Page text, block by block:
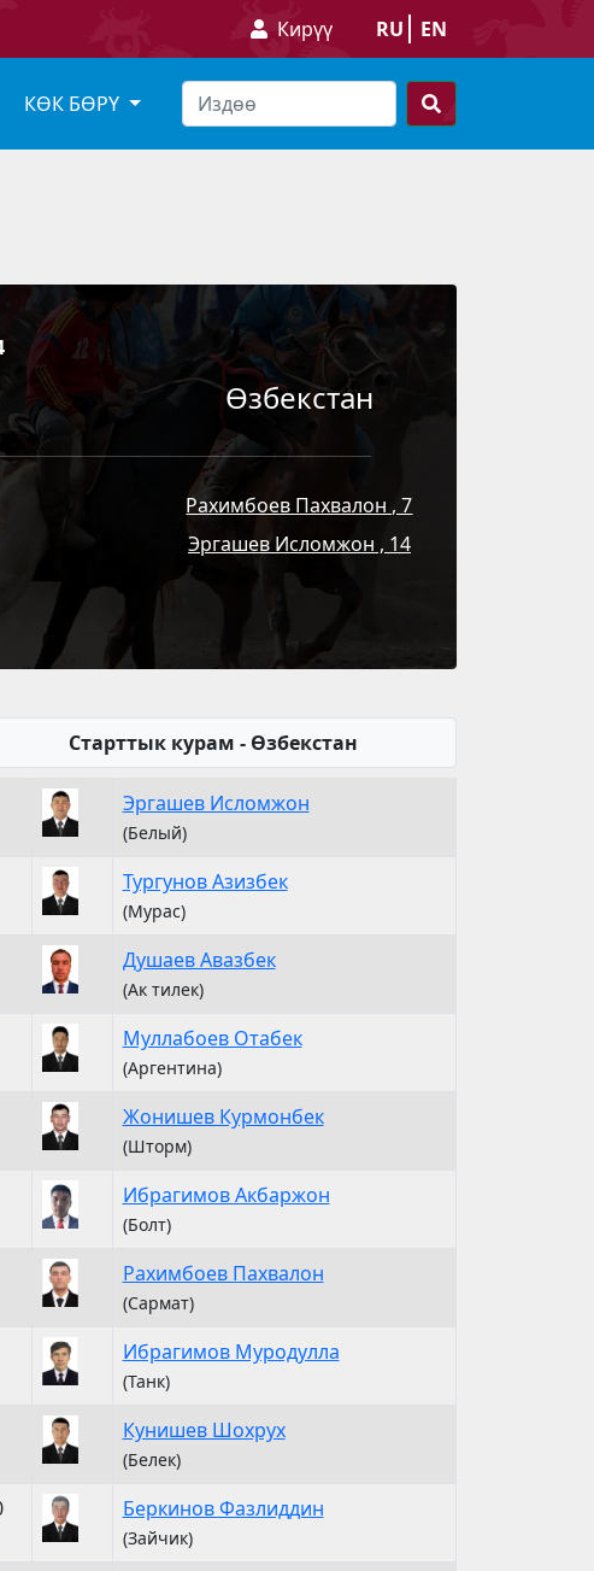
Кирүү RU EN
КӨК БӨРҮ
Өзбекстан
Рахимбоев Пахвалон , 7
Эргашев Исломжон , 14
Старттык курам - Өзбекстан
Эргашев Исломжон
(Белый)
Тургунов Азизбек
(Мурас)
Душаев Авазбек
(Ак тилек)
Муллабоев Отабек
(Аргентина)
Жонишев Курмонбек
(Шторм)
Ибрагимов Акбаржон
(Болт)
Рахимбоев Пахвалон
(Сармат)
Ибрагимов Муродулла
(Танк)
Кунишев Шохрух
(Белек)
Беркинов Фазлиддин
(Зайчик)